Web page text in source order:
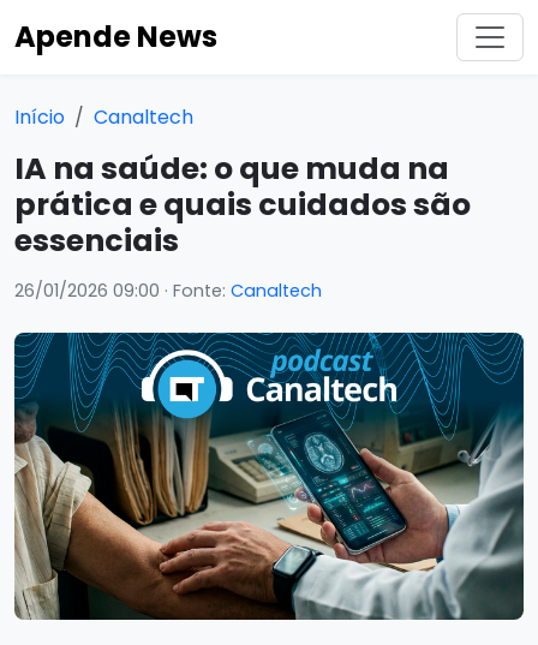
Apende News
Início Canaltech
IA na saúde: o que muda na
prática e quais cuidados são
essenciais
26/01/2026 09:00 · Fonte: Canaltech